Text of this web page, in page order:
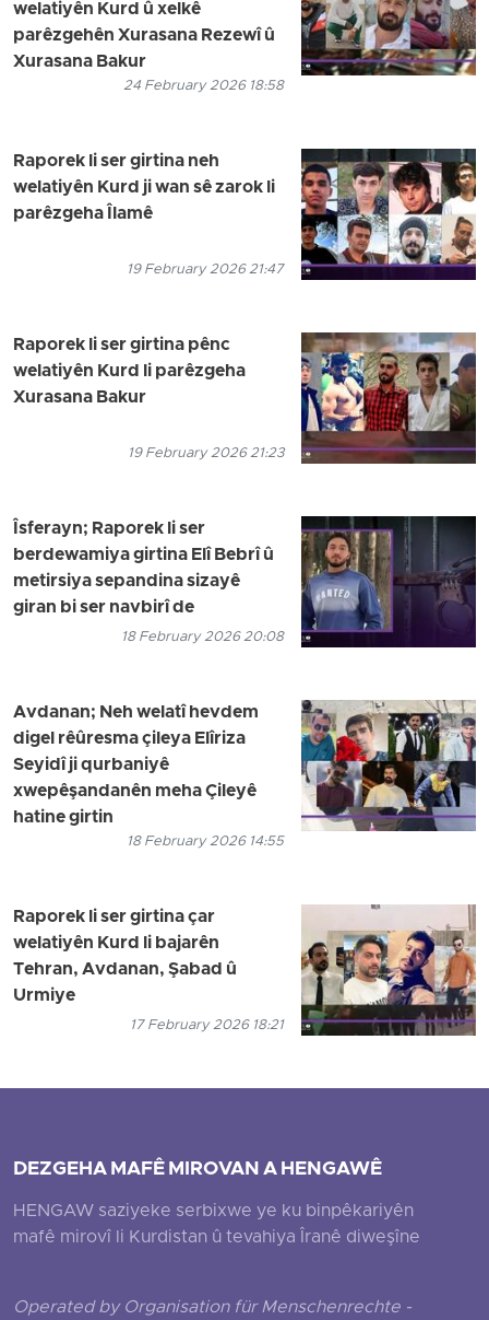
welatiyên Kurd û xelkê
parêzgehên Xurasana Rezewî û
Xurasana Bakur
24 February 2026 18:58
Raporek li ser girtina neh
welatiyên Kurd ji wan sê zarok li
parêzgeha Îlamê
19 February 2026 21:47
Raporek li ser girtina pênc
welatiyên Kurd li parêzgeha
Xurasana Bakur
19 February 2026 21:23
Îsferayn; Raporek li ser
berdewamiya girtina Elî Bebrî û
metirsiya sepandina sizayê
giran bi ser navbirî de
18 February 2026 20:08
Avdanan; Neh welatî hevdem
digel rêûresma çileya Elîriza
Seyidî ji qurbaniyê
xwepêşandanên meha Çileyê
hatine girtin
18 February 2026 14:55
Raporek li ser girtina çar
welatiyên Kurd li bajarên
Tehran, Avdanan, Şabad û
Urmiye
17 February 2026 18:21
DEZGEHA MAFÊ MIROVAN A HENGAWÊ
HENGAW saziyeke serbixwe ye ku binpêkariyên
mafê mirovî li Kurdistan û tevahiya Îranê diweşîne
Operated by Organisation für Menschenrechte -